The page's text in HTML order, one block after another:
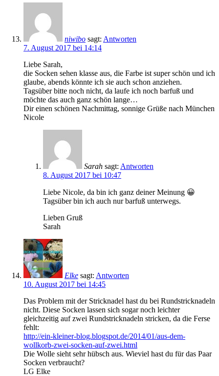
niwibo sagt: Antworten
7. August 2017 bei 14:14
Liebe Sarah,
die Socken sehen klasse aus, die Farbe ist super schön und ich
glaube, abends könnte ich sie auch schon anziehen.
Tagsüber bitte noch nicht, da laufe ich noch barfuß und
möchte das auch ganz schön lange…
Dir einen schönen Nachmittag, sonnige Grüße nach München
Nicole
Sarah sagt: Antworten
8. August 2017 bei 10:47
Liebe Nicole, da bin ich ganz deiner Meinung 😀
Tagsüber bin ich auch nur barfuß unterwegs.
Lieben Gruß
Sarah
Elke sagt: Antworten
10. August 2017 bei 14:45
Das Problem mit der Stricknadel hast du bei Rundstricknadeln
nicht. Diese Socken lassen sich sogar noch leichter
gleichzeitig auf zwei Rundstricknadeln stricken, da die Ferse
fehlt:
http://ein-kleiner-blog.blogspot.de/2014/01/aus-dem-
wollkorb-zwei-socken-auf-zwei.html
Die Wolle sieht sehr hübsch aus. Wieviel hast du für das Paar
Socken verbraucht?
LG Elke